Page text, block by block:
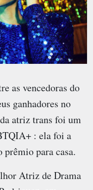
as vencedoras do
ganhadores no
atriz trans foi um
: ela foi a
para casa.
Atriz de Drama